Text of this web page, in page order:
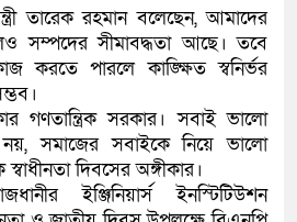
নতুন মামলায় গ্রেফতার দেখানো
কলিমউল্লাহকে (ভিডিও)
তারেক রহমান বলেছেন, আমাদের
সম্পদের সীমাবদ্ধতা আছে। তবে
করতে পারলে কাঙ্ক্ষিত স্বনির্ভর
গণতান্ত্রিক সরকার। সবাই ভালো
সমাজের সবাইকে নিয়ে ভালো
দিবসের অঙ্গীকার।
ইঞ্জিনিয়ার্স ইনস্টিটিউশন